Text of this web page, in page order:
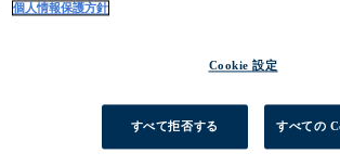
メント
個人情報保護方針
Cookie 設定
すべて拒否する すべての